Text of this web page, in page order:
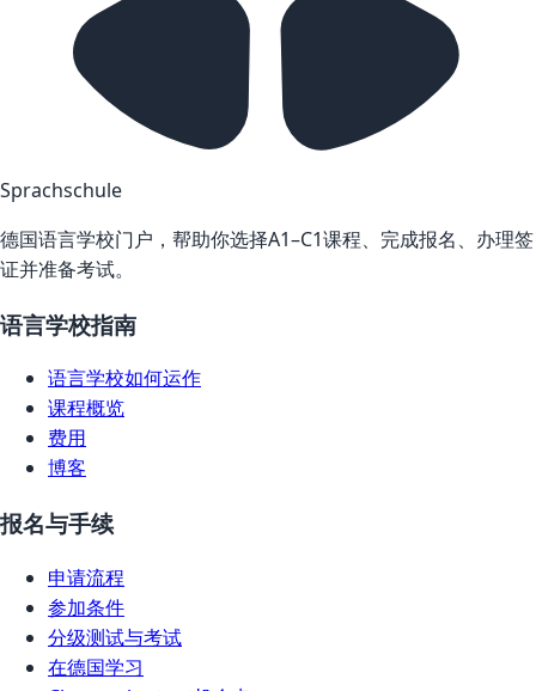
Sprachschule
德国语言学校门户，帮助你选择A1–C1课程、完成报名、办理签
证并准备考试。
语言学校指南
语言学校如何运作
课程概览
费用
博客
报名与手续
申请流程
参加条件
分级测试与考试
在德国学习